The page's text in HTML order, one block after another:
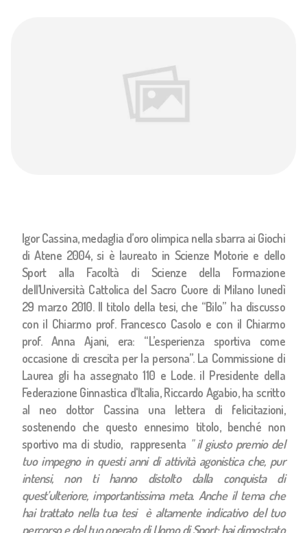
Igor Cassina, medaglia d’oro olimpica nella sbarra ai Giochi
di Atene 2004, si è laureato in Scienze Motorie e dello
Sport alla Facoltà di Scienze della Formazione
dell’Università Cattolica del Sacro Cuore di Milano lunedì
29 marzo 2010. Il titolo della tesi, che “Bilo” ha discusso
con il Chiar.mo prof. Francesco Casolo e con il Chiar.mo
prof. Anna Ajani, era: “L’esperienza sportiva come
occasione di crescita per la persona”. La Commissione di
Laurea gli ha assegnato 110 e Lode. il Presidente della
Federazione Ginnastica d'Italia, Riccardo Agabio, ha scritto
al neo dottor Cassina una lettera di felicitazioni,
sostenendo che questo ennesimo titolo, benché non
sportivo ma di studio, rappresenta " il giusto premio del
tuo impegno in questi anni di attività agonistica che, pur
intensi, non ti hanno distolto dalla conquista di
quest’ulteriore, importantissima meta. Anche il tema che
hai trattato nella tua tesi è altamente indicativo del tuo
percorso e del tuo operato di Uomo di Sport: hai dimostrato